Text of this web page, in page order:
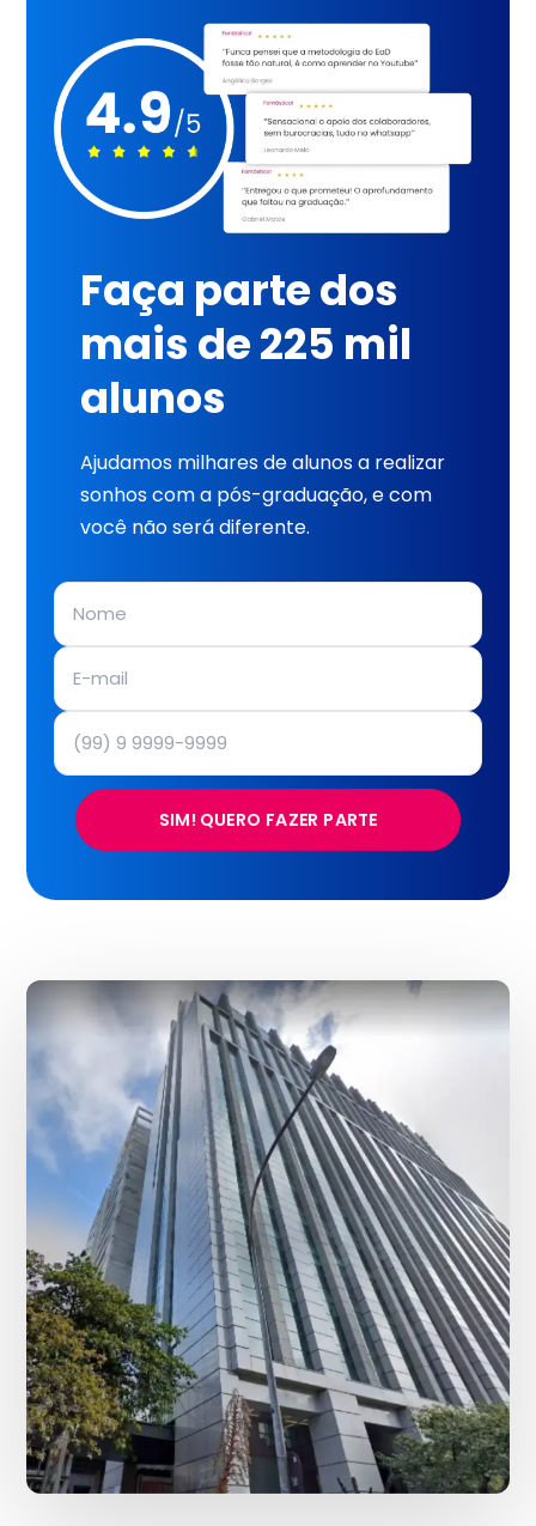
Faça parte dos
mais de 225 mil
alunos
Ajudamos milhares de alunos a realizar
sonhos com a pós-graduação, e com
você não será diferente.
SIM! QUERO FAZER PARTE